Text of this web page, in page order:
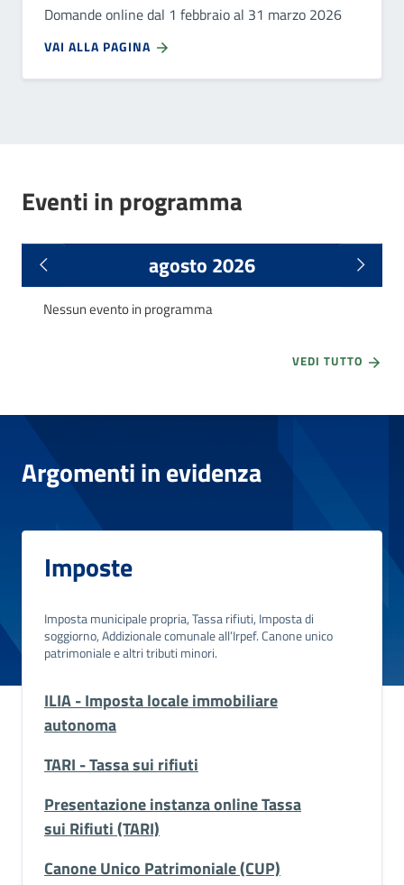
Domande online dal 1 febbraio al 31 marzo 2026
VAI ALLA PAGINA
Eventi in programma
agosto 2026
Nessun evento in programma
VEDI TUTTO
Argomenti in evidenza
Imposte
Imposta municipale propria, Tassa rifiuti, Imposta di
soggiorno, Addizionale comunale all’Irpef. Canone unico
patrimoniale e altri tributi minori.
ILIA - Imposta locale immobiliare
autonoma
TARI - Tassa sui rifiuti
Presentazione instanza online Tassa
sui Rifiuti (TARI)
Canone Unico Patrimoniale (CUP)